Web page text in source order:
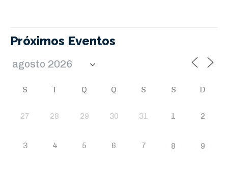
Próximos Eventos
S T Q Q S S D
27 28 29 30 31 1 2
3 4 5 6 7 8 9